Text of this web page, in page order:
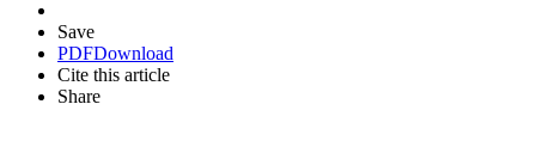
Save
PDFDownload
Cite this article
Share